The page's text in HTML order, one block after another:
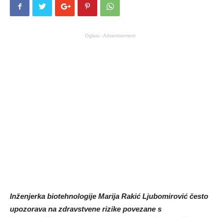
Oglasi - Advertisement
Inženjerka biotehnologije Marija Rakić Ljubomirović često
upozorava na zdravstvene rizike povezane s